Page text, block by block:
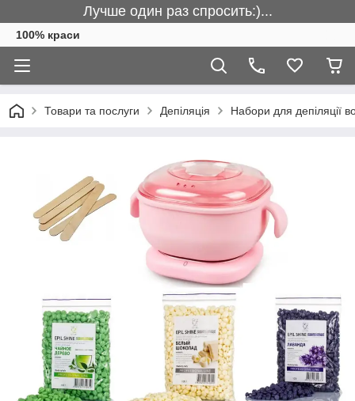
Лучше один раз спросить:)...
100% краси
Товари та послуги Депіляція Набори для депіляції